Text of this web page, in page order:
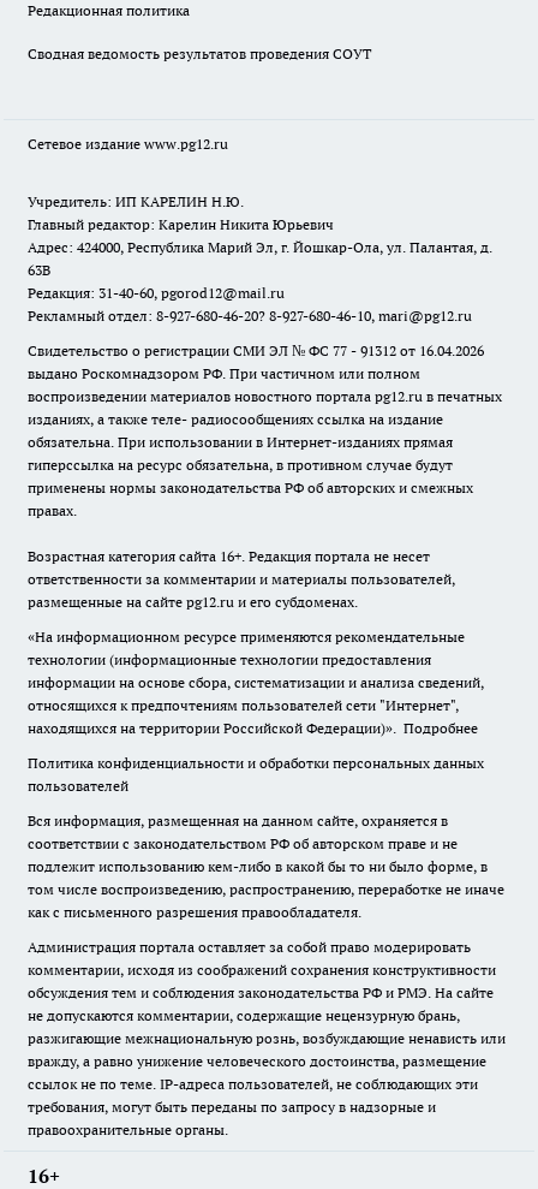
Редакционная политика
Сводная ведомость результатов проведения СОУТ
Сетевое издание www.pg12.ru
Учредитель: ИП КАРЕЛИН Н.Ю.
Главный редактор: Карелин Никита Юрьевич
Адрес: 424000, Республика Марий Эл, г. Йошкар-Ола, ул. Палантая, д.
63В
Редакция: 31-40-60, pgorod12@mail.ru
Рекламный отдел: 8-927-680-46-20? 8-927-680-46-10, mari@pg12.ru
Свидетельство о регистрации СМИ ЭЛ № ФС 77 - 91312 от 16.04.2026
выдано Роскомнадзором РФ. При частичном или полном
воспроизведении материалов новостного портала pg12.ru в печатных
изданиях, а также теле- радиосообщениях ссылка на издание
обязательна. При использовании в Интернет-изданиях прямая
гиперссылка на ресурс обязательна, в противном случае будут
применены нормы законодательства РФ об авторских и смежных
правах.
Возрастная категория сайта 16+. Редакция портала не несет
ответственности за комментарии и материалы пользователей,
размещенные на сайте pg12.ru и его субдоменах.
«На информационном ресурсе применяются рекомендательные
технологии (информационные технологии предоставления
информации на основе сбора, систематизации и анализа сведений,
относящихся к предпочтениям пользователей сети "Интернет",
находящихся на территории Российской Федерации)». Подробнее
Политика конфиденциальности и обработки персональных данных
пользователей
Вся информация, размещенная на данном сайте, охраняется в
соответствии с законодательством РФ об авторском праве и не
подлежит использованию кем-либо в какой бы то ни было форме, в
том числе воспроизведению, распространению, переработке не иначе
как с письменного разрешения правообладателя.
Администрация портала оставляет за собой право модерировать
комментарии, исходя из соображений сохранения конструктивности
обсуждения тем и соблюдения законодательства РФ и РМЭ. На сайте
не допускаются комментарии, содержащие нецензурную брань,
разжигающие межнациональную рознь, возбуждающие ненависть или
вражду, а равно унижение человеческого достоинства, размещение
ссылок не по теме. IP-адреса пользователей, не соблюдающих эти
требования, могут быть переданы по запросу в надзорные и
правоохранительные органы.
16+